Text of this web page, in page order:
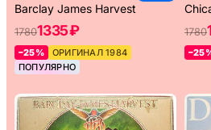
Barclay James Harvest
17801335 ₽
–25%
ОРИГИНАЛ 1984
ПОПУЛЯРНО
1780